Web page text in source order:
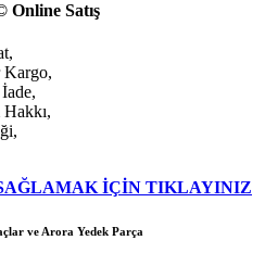
Online Satış
Kargo,
İÇİN TIKLAYINIZ
ve Arora Yedek Parça